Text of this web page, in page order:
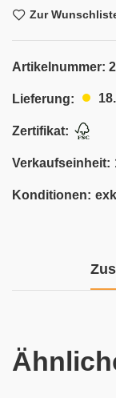
Zur
Artikelnummer:
Lieferung:
Zertifikat:
Verkaufseinheit:
Konditionen: